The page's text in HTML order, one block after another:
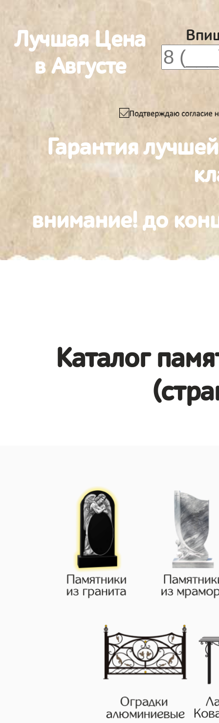
Лучшая Цена
в Августе
Гарантия
внимание! до
Каталог